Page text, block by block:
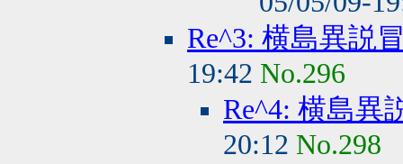
Re^3: 横島異説
19:42 No.296
Re^4: 横島異
20:12 No.298